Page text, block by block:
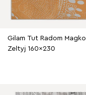
Gilam Tut Radom Magko
Zeltyj 160x230